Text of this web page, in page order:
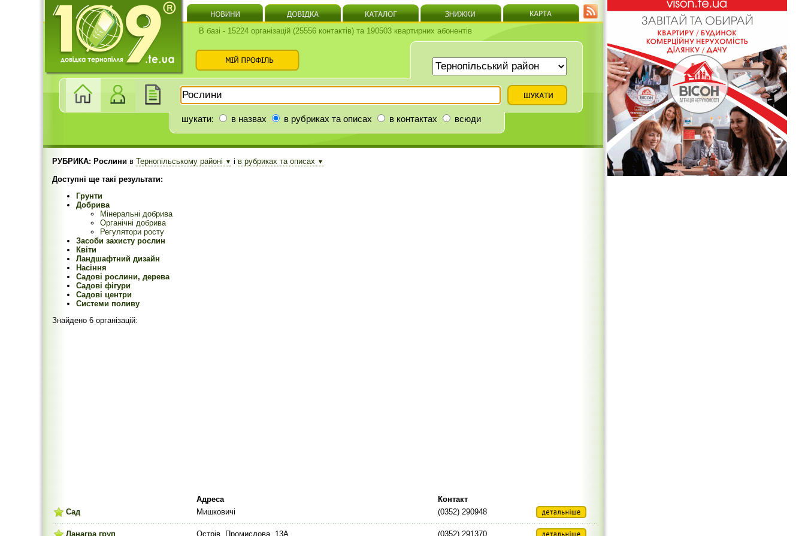
В базі - 15224 організацій (25556 контактів) та 190503 квартирних абонентів
шукати: в назвах в рубриках та описах в контактах всюди
РУБРИКА: Рослини в Тернопільському районі ▼ і в рубриках та описах ▼
Доступні ще такі результати:
Грунти
Добрива
Мінеральні добрива
Органічні добрива
Регулятори росту
Засоби захисту рослин
Квіти
Ландшафтний дизайн
Насіння
Садові рослини, дерева
Садові фігури
Садові центри
Системи поливу
Знайдено 6 організацій:
Адреса
Контакт
Сад
Мишковичі (0352) 290948
Ланагра груп Острів, Промислова, 13А (0352) 291370